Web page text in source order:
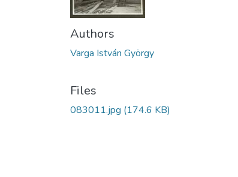
Authors
Varga István György
Files
083011.jpg (174.6 KB)